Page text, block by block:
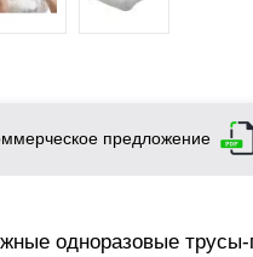
предложение
одноразовые трусы-